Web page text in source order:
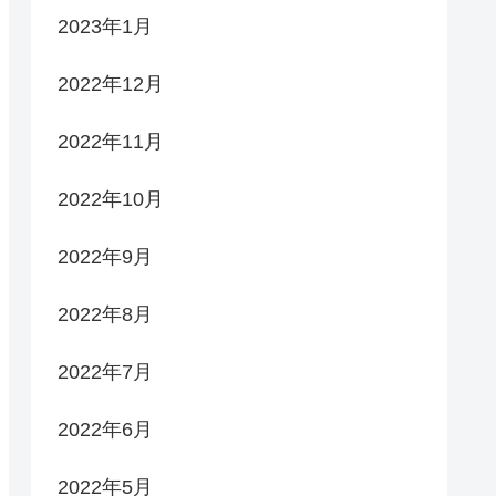
2023年1月
2022年12月
2022年11月
2022年10月
2022年9月
2022年8月
2022年7月
2022年6月
2022年5月